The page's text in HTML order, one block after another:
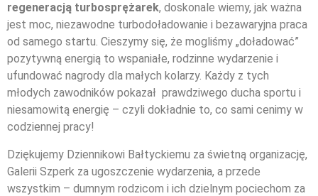
regeneracją turbosprężarek, doskonale wiemy, jak ważna
jest moc, niezawodne turbodoładowanie i bezawaryjna praca
od samego startu. Cieszymy się, że mogliśmy „doładować”
pozytywną energią to wspaniałe, rodzinne wydarzenie i
ufundować nagrody dla małych kolarzy. Każdy z tych
młodych zawodników pokazał prawdziwego ducha sportu i
niesamowitą energię – czyli dokładnie to, co sami cenimy w
codziennej pracy!
Dziękujemy Dziennikowi Bałtyckiemu za świetną organizację,
Galerii Szperk za ugoszczenie wydarzenia, a przede
wszystkim – dumnym rodzicom i ich dzielnym pociechom za